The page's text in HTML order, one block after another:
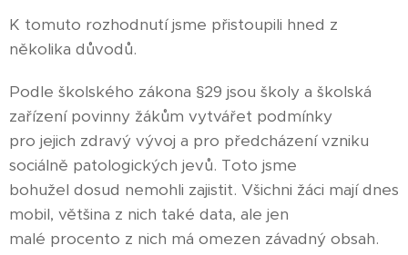
K tomuto rozhodnutí jsme přistoupili hned z
několika důvodů.
Podle školského zákona §29 jsou školy a školská
zařízení povinny žákům vytvářet podmínky
pro jejich zdravý vývoj a pro předcházení vzniku
sociálně patologických jevů. Toto jsme
bohužel dosud nemohli zajistit. Všichni žáci mají dnes
mobil, většina z nich také data, ale jen
malé procento z nich má omezen závadný obsah.